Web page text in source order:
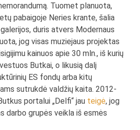
Tuomet planuota,
pabaigoje Neries krante, šalia
duris atvers Modernaus
jog visas muziejaus projektas
kainuos apie 30 mln., iš kurių
Butkai, o likusią dalį
ES fondų arba kitų
sutrukdė valdžių kaita. 2012-
portalui „Delfi“ jau teigė, jog
darbo grupės veikla iš esmės